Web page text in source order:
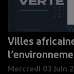
Villes
Mercredi 03 Juin